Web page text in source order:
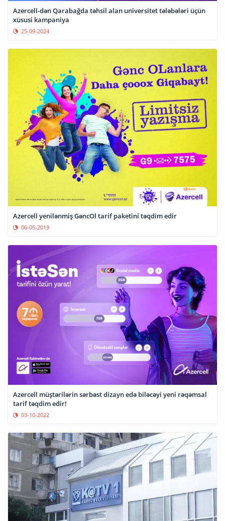
Azercell-dən Qarabağda təhsil alan universitet tələbələri üçün
xüsusi kampaniya
25-09-2024
Azercell yenilənmiş GəncOl tarif paketini təqdim edir
06-05-2019
Azercell müştərilərin sərbəst dizayn edə biləcəyi yeni rəqəmsal
tarif təqdim edir!
03-10-2022